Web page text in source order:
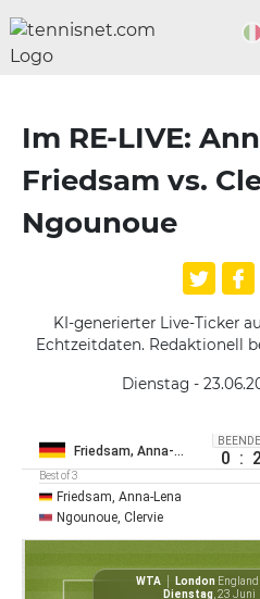
Im RE-LIVE:
Friedsam vs.
Ngounoue
KI-generierter Live-Ticker
Echtzeitdaten. Redaktionell
Dienstag -
Friedsam, Anna-Lena 0 :
Best of 3
Friedsam, Anna-Lena
Ngounoue, Clervie
WTA London England
Dienstag, 23 Juni